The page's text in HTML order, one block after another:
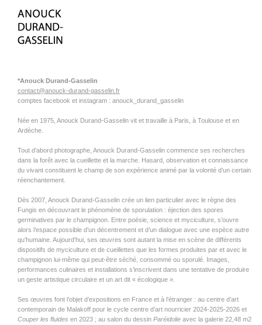
*Anouck Durand-Gasselin
contact@anouck-durand-gasselin.fr
comptes facebook et instagram : anouck_durand_gasselin
Née en 1975, Anouck Durand-Gasselin vit et travaille à Paris, à Toulouse et en
Ardèche.
Tout d’abord photographe, Anouck Durand-Gasselin commence ses recherches
dans la forêt avec la cueillette et la marche. Hasard, observation et connaissance
du vivant constituent le champ de son expérience animé par la volonté d’un certain
réenchantement.
Dès 2007, Anouck Durand-Gasselin crée un lien particulier avec le règne des
Fungis en découvrant le phénomène de sporulation : éjection des spores
germinatives par le champignon. Entre poésie, science et myciculture, s’ouvre
alors l’espace possible d’un décentrement et d’un dialogue avec une espèce autre
qu’humaine. Aujourd’hui, ses œuvres sont autant la mise en scène de différents
dispositifs de myciculture et de cueillettes que les formes produites par et avec le
champignon lui-même qui peut-être séché, consommé ou sporulé. Images,
performances culinaires et installations s’inscrivent dans une tentative de produire
un geste artistique circulaire et un art dit « écologique ».
Ses œuvres font l’objet d’expositions en France et à l’étranger : au centre d’art
contemporain de Malakoff pour le cycle centre d’art nourricier 2024-2025-2026 et
Couper les fluides en 2023 ; au salon du dessin Paréidolie avec la galerie 22,48 m2